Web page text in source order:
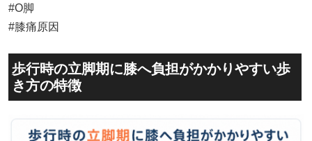
#O脚
#膝痛原因
歩行時の立脚期に膝へ負担がかかりやすい歩
き方の特徴